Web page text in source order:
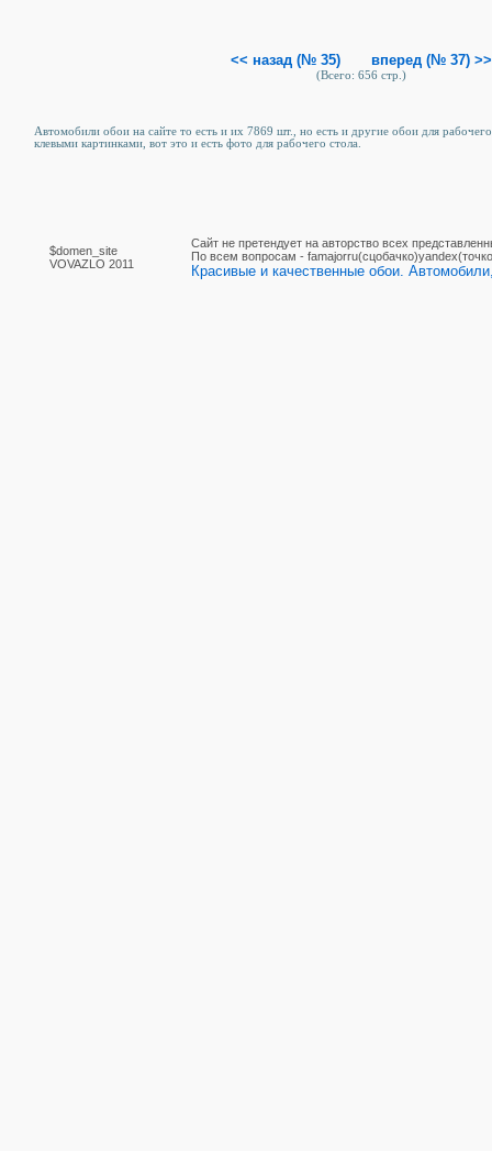
<< назад (№ 35) вперед (№ 37) >>
(Всего: 656 стр.)
Автомобили обои на сайте то есть и их 7869 шт., но есть и другие обои для
клевыми картинками, вот это и есть фото для рабочего стола.
$domen_site
VOVAZLO 2011
Сайт не претендует на авторство всех
По вcем вопросам -
Красивые и качественные обои.